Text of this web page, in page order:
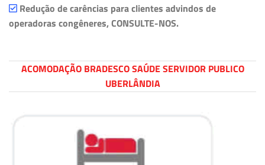
Redução de carências para clientes advindos de
operadoras congêneres, CONSULTE-NOS.
ACOMODAÇÃO BRADESCO SAÚDE SERVIDOR PUBLICO
UBERLÂNDIA